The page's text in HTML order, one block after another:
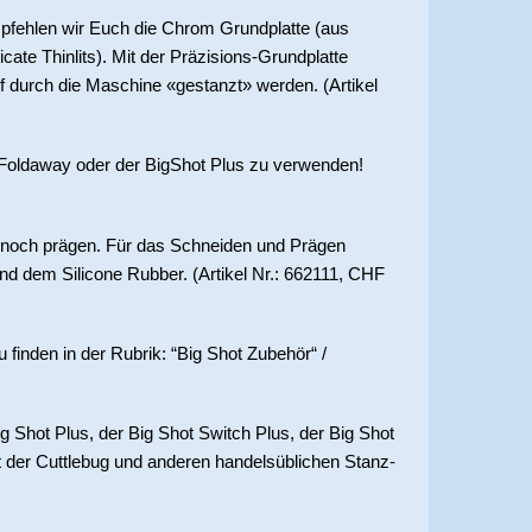
wir Euch die Chrom Grundplatte (aus
Thinlits). Mit der Präzisions-Grundplatte
die Maschine «gestanzt» werden. (Artikel
oder der BigShot Plus zu verwenden!
prägen. Für das Schneiden und Prägen
dem Silicone Rubber. (Artikel Nr.: 662111, CHF
in der Rubrik: “Big Shot Zubehör“ /
Shot Plus, der Big Shot Switch Plus, der Big Shot
Cuttlebug und anderen handelsüblichen Stanz-